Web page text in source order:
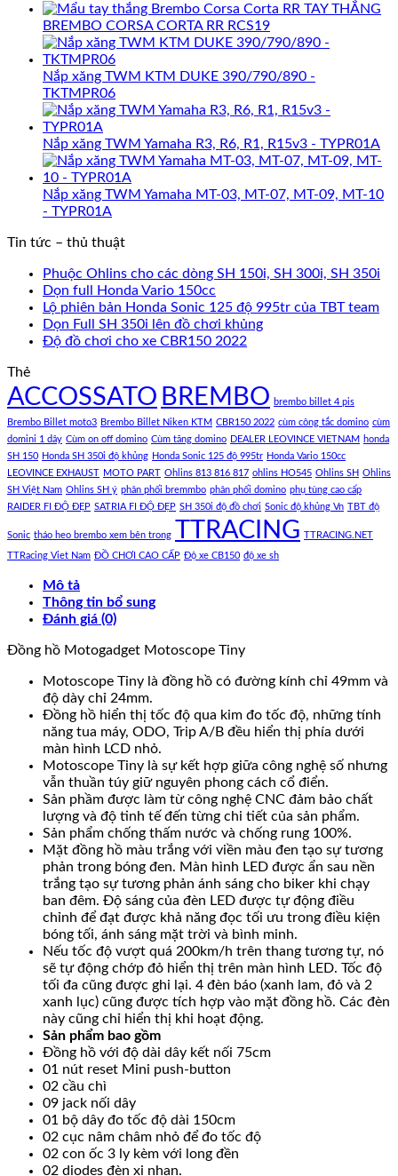
TAY THẮNG
BREMBO CORSA CORTA RR RCS19
Nắp xăng TWM KTM DUKE 390/790/890 -
TKTMPR06
Nắp xăng TWM Yamaha R3, R6, R1, R15v3 - TYPR01A
Nắp xăng TWM Yamaha MT-03, MT-07, MT-09, MT-10
- TYPR01A
Tin tức – thủ thuật
Phuộc Ohlins cho các dòng SH 150i, SH 300i, SH 350i
Dọn full Honda Vario 150cc
Lộ phiên bản Honda Sonic 125 độ 995tr của TBT team
Dọn Full SH 350i lên đồ chơi khủng
Độ đồ chơi cho xe CBR150 2022
Thẻ
ACCOSSATO BREMBO brembo billet 4 pis
Brembo Billet moto3 Brembo Billet Niken KTM CBR150 2022 cùm công tắc domino cùm
domini 1 dây Cùm on off domino Cùm tăng domino DEALER LEOVINCE VIETNAM honda
SH 150 Honda SH 350i độ khủng Honda Sonic 125 độ 995tr Honda Vario 150cc
LEOVINCE EXHAUST MOTO PART Ohlins 813 816 817 ohlins HO545 Ohlins SH Ohlins
SH Việt Nam Ohlins SH ý phân phối bremmbo phân phối domino phụ tùng cao cấp
RAIDER FI ĐỘ ĐẸP SATRIA FI ĐỘ ĐẸP SH 350i độ đồ chơi Sonic độ khủng Vn TBT độ
Sonic tháo heo brembo xem bên trong TTRACING TTRACING.NET
TTRacing Viet Nam ĐỒ CHƠI CAO CẤP Độ xe CB150 độ xe sh
Mô tả
Thông tin bổ sung
Đánh giá (0)
Đồng hồ Motogadget Motoscope Tiny
Motoscope Tiny là đồng hồ có đường kính chỉ 49mm và
độ dày chỉ 24mm.
Đồng hồ hiển thị tốc độ qua kim đo tốc độ, những tính
năng tua máy, ODO, Trip A/B đều hiển thị phía dưới
màn hình LCD nhỏ.
Motoscope Tiny là sự kết hợp giữa công nghệ số nhưng
vẫn thuần túy giữ nguyên phong cách cổ điển.
Sản phầm được làm từ công nghệ CNC đảm bảo chất
lượng và độ tinh tế đến từng chi tiết của sản phẩm.
Sản phẩm chống thấm nước và chống rung 100%.
Mặt đồng hồ màu trắng với viền màu đen tạo sự tương
phản trong bóng đen. Màn hình LED được ẩn sau nền
trắng tạo sự tương phản ánh sáng cho biker khi chạy
ban đêm. Độ sáng của đèn LED được tự động điều
chỉnh để đạt được khả năng đọc tối ưu trong điều kiện
bóng tối, ánh sáng mặt trời và bình minh.
Nếu tốc độ vượt quá 200km/h trên thang tương tự, nó
sẽ tự động chớp đỏ hiển thị trên màn hình LED. Tốc độ
tối đa cũng được ghi lại. 4 đèn báo (xanh lam, đỏ và 2
xanh lục) cũng được tích hợp vào mặt đồng hồ. Các đèn
này cũng chỉ hiển thị khi hoạt động.
Sản phẩm bao gồm
Đồng hồ với độ dài dây kết nối 75cm
01 nút reset Mini push-button
02 cầu chì
09 jack nối dây
01 bộ dây đo tốc độ dài 150cm
02 cục nâm châm nhỏ để đo tốc độ
02 con ốc 3 ly kèm với long đền
02 diodes đèn xi nhan.